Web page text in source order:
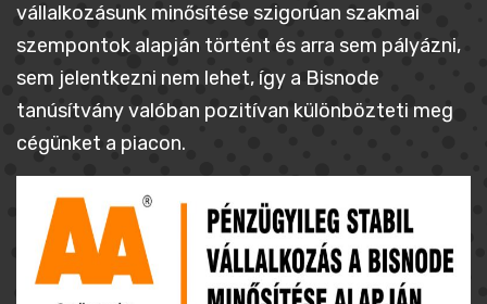
vállalkozásunk minősítése szigorúan szakmai
szempontok alapján történt és arra sem pályázni,
sem jelentkezni nem lehet, így a Bisnode
tanúsítvány valóban pozitívan különbözteti meg
cégünket a piacon.